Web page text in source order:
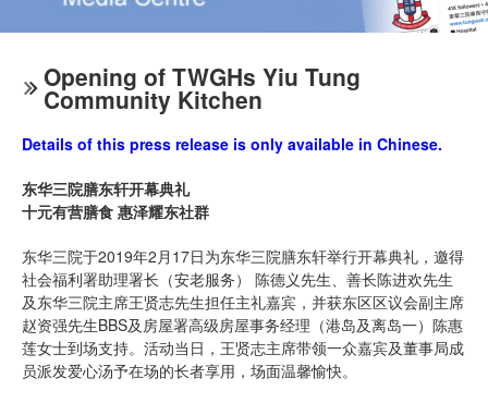
Opening of TWGHs Yiu Tung
Community Kitchen
Details of this press release is only available in Chinese.
东华三院膳东轩开幕典礼
十元有营膳食 惠泽耀东社群
东华三院于2019年2月17日为东华三院膳东轩举行开幕典礼，邀得
社会福利署助理署长（安老服务） 陈德义先生、善长陈进欢先生
及东华三院主席王贤志先生担任主礼嘉宾，并获东区区议会副主席
赵资强先生BBS及房屋署高级房屋事务经理（港岛及离岛一）陈惠
莲女士到场支持。活动当日，王贤志主席带领一众嘉宾及董事局成
员派发爱心汤予在场的长者享用，场面温馨愉快。